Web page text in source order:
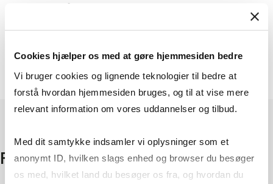
Cookies hjælper os med at gøre hjemmesiden bedre
Vi bruger cookies og lignende teknologier til bedre at
forstå hvordan hjemmesiden bruges, og til at vise mere
relevant information om vores uddannelser og tilbud.
Med dit samtykke indsamler vi oplysninger som et
anonymt ID, hvilken slags enhed og browser du besøger
os med, hvilket land du besøger os fra, og hvordan du
Vil forstå virksomheders strategiske udvikling og
Skal perspektivere analyser med historiske data om
Ønsker et pålideligt referenceværk, der kan bruges
som supplement til finansielle databaser og artikler.
Fakta